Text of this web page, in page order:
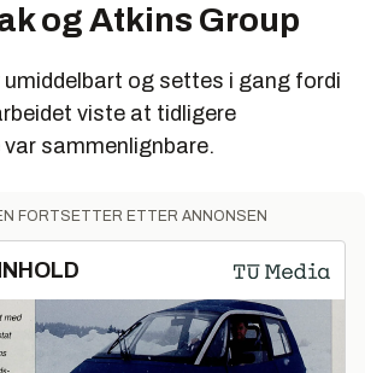
og Atkins Group
og settes i gang fordi
viste at tidligere
var sammenlignbare.
FORTSETTER ETTER ANNONSEN